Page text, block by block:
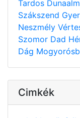
Tardos
Szákszend
Neszmély
Szomor Dad
Dág
Cimkék